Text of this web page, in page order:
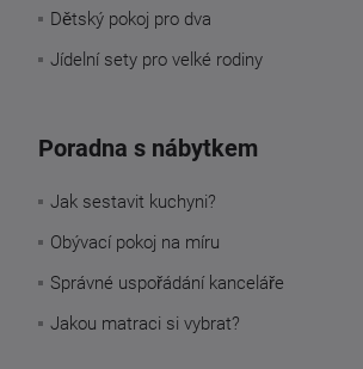
Dětský pokoj pro dva
Jídelní sety pro velké rodiny
Poradna s nábytkem
Jak sestavit kuchyni?
Obývací pokoj na míru
Správné uspořádání kanceláře
Jakou matraci si vybrat?